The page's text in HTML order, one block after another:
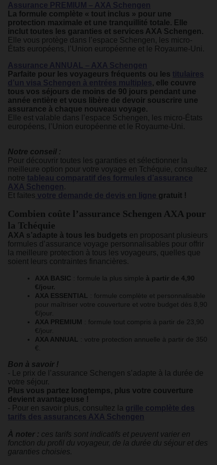
Assurance PREMIUM – AXA Schengen
La formule complète « tout inclus » pour une
protection maximale et une tranquillité totale. Elle
inclut toutes les garanties et services AXA Schengen.
Elle vous protège dans l’espace Schengen, les micro-
États européens, l’Union européenne et le Royaume-Uni.
Assurance ANNUAL – AXA Schengen
Parfaite pour les voyageurs fréquents ou les titulaires
d’un visa Schengen à entrées multiples, elle couvre
tous vos séjours de moins de 90 jours pendant une
année entière et vous libère de devoir souscrire une
assurance à chaque nouveau voyage.
Elle est valable dans l’espace Schengen, les micro-États
européens, l’Union européenne et le Royaume-Uni.
Notre conseil :
Pour découvrir toutes les garanties et sélectionner la
meilleure option pour votre voyage en Tchéquie, consultez
notre tableau comparatif des formules d’assurance
AXA Schengen .
Et faites votre demande de devis en ligne gratuit !
Combien coûte l’assurance Schengen AXA pour
la Tchéquie
AXA s’adapte à tous les budgets en proposant plusieurs
formules d’assurance voyage personnalisables pour offrir
la meilleure protection à tous les voyageurs, quelles que
soient leurs contraintes financières.
AXA BASIC : formule la plus simple à partir de 4,90
€/jour.
AXA ESSENTIAL
: formule complète et personnalisable
pour maîtriser votre couverture et votre budget dès 8,90
€/jour.
AXA PREMIUM
: formule tout compris à partir de 23,90
€/jour.
AXA ANNUAL
: votre protection annuelle à partir de 350
€.
Bon à savoir !
- Le prix de l’assurance Schengen s’adapte à la durée de
votre séjour.
Plus vous partez longtemps, plus votre couverture
devient avantageuse !
- Pour en savoir plus, consultez la grille complète des
tarifs des assurances AXA Schengen
À noter : ces tarifs sont indicatifs et peuvent varier en
fonction du profil du voyageur, de la durée du séjour et des
garanties choisies.